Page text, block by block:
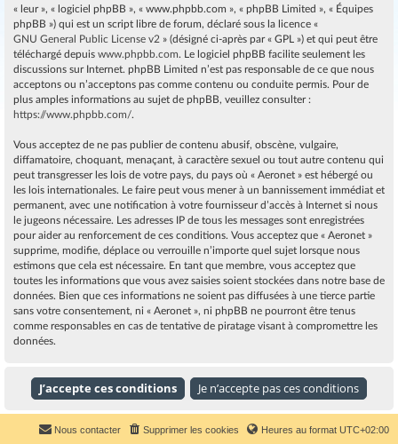
« leur », « logiciel phpBB », « www.phpbb.com », « phpBB Limited », « Équipes
phpBB ») qui est un script libre de forum, déclaré sous la licence «
GNU General Public License v2 » (désigné ci-après par « GPL ») et qui peut être
téléchargé depuis www.phpbb.com. Le logiciel phpBB facilite seulement les
discussions sur Internet. phpBB Limited n’est pas responsable de ce que nous
acceptons ou n’acceptons pas comme contenu ou conduite permis. Pour de
plus amples informations au sujet de phpBB, veuillez consulter :
https://www.phpbb.com/.
Vous acceptez de ne pas publier de contenu abusif, obscène, vulgaire,
diffamatoire, choquant, menaçant, à caractère sexuel ou tout autre contenu qui
peut transgresser les lois de votre pays, du pays où « Aeronet » est hébergé ou
les lois internationales. Le faire peut vous mener à un bannissement immédiat et
permanent, avec une notification à votre fournisseur d’accès à Internet si nous
le jugeons nécessaire. Les adresses IP de tous les messages sont enregistrées
pour aider au renforcement de ces conditions. Vous acceptez que « Aeronet »
supprime, modifie, déplace ou verrouille n’importe quel sujet lorsque nous
estimons que cela est nécessaire. En tant que membre, vous acceptez que
toutes les informations que vous avez saisies soient stockées dans notre base de
données. Bien que ces informations ne soient pas diffusées à une tierce partie
sans votre consentement, ni « Aeronet », ni phpBB ne pourront être tenus
comme responsables en cas de tentative de piratage visant à compromettre les
données.
Heures au format UTC+02:00
Supprimer les cookies
Nous contacter